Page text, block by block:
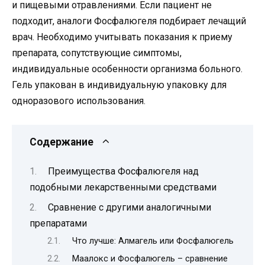
и пищевыми отравлениями. Если пациент не
подходит, аналоги Фосфалюгеля подбирает лечащий
врач. Необходимо учитывать показания к приему
препарата, сопутствующие симптомы,
индивидуальные особенности организма больного.
Гель упакован в индивидуальную упаковку для
одноразового использования.
Содержание
Преимущества Фосфалюгеля над
подобными лекарственными средствами
Сравнение с другими аналогичными
препаратами
Что лучше: Алмагель или Фосфалюгель
Маалокс и Фосфалюгель – сравнение